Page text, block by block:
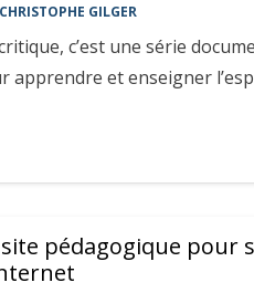
CHRISTOPHE GILGER
c’est une série
apprendre et enseigner
pédagogique pour